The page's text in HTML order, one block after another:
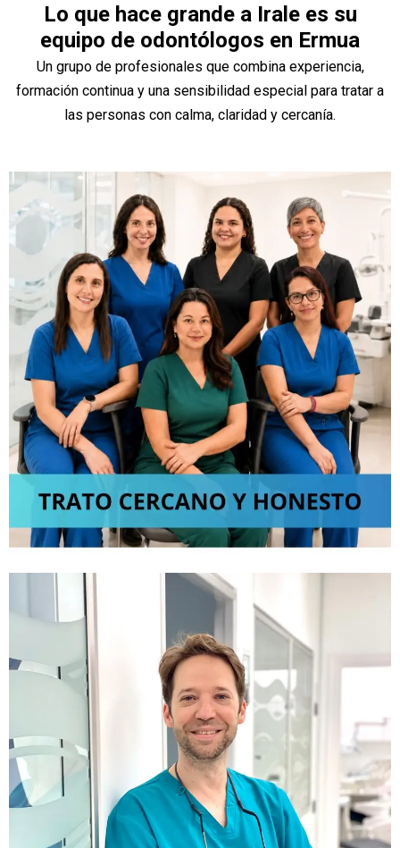
Lo que hace grande a Irale es su
equipo de odontólogos en Ermua
Un grupo de profesionales que combina experiencia,
formación continua y una sensibilidad especial para tratar a
las personas con calma, claridad y cercanía.